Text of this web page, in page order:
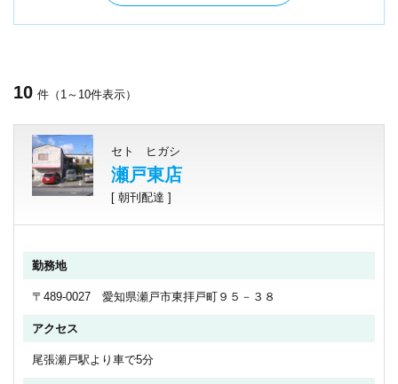
10 件（1～10件表示）
セト ヒガシ
瀬戸東店
[ 朝刊配達 ]
勤務地
〒489-0027 愛知県瀬戸市東拝戸町９５－３８
アクセス
尾張瀬戸駅より車で5分